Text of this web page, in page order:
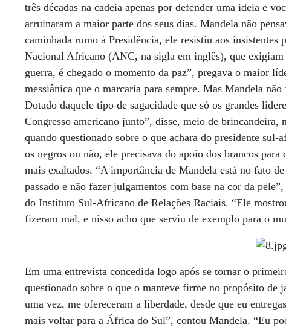
três décadas na cadeia apenas por defender uma ideia e
arruinaram a maior parte dos seus dias. Mandela não
caminhada rumo à Presidência, ele resistiu aos
Nacional Africano (ANC, na sigla em inglês), que exigiam
guerra, é chegado o momento da paz”, pregava o maior
messiânica que o marcaria para sempre. Mas Mandela
Dotado daquele tipo de sagacidade que só os grandes
Congresso americano junto”, disse, meio de
quando questionado sobre o que achara do presidente
os negros ou não, ele precisava do apoio dos brancos
mais exaltados. “A importância de Mandela está no fato
passado e não fazer julgamentos com base na cor da
do Instituto Sul-Africano de Relações Raciais. “Ele
fizeram mal, e nisso acho que serviu de exemplo para o
Em uma entrevista concedida logo após se tornar o
questionado sobre o que o manteve firme no propósito de
uma vez, me ofereceram a liberdade, desde que eu
mais voltar para a África do Sul”, contou Mandela. “Eu